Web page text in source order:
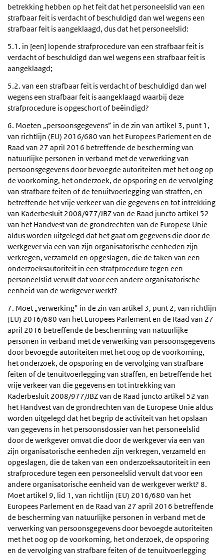
betrekking hebben op het feit dat het personeelslid van een
strafbaar feit is verdacht of beschuldigd dan wel wegens een
strafbaar feit is aangeklaagd, dus dat het personeelslid:
5.1. in [een] lopende strafprocedure van een strafbaar feit is
verdacht of beschuldigd dan wel wegens een strafbaar feit is
aangeklaagd;
5.2. van een strafbaar feit is verdacht of beschuldigd dan wel
wegens een strafbaar feit is aangeklaagd waarbij deze
strafprocedure is opgeschort of beëindigd?
6. Moeten „persoonsgegevens” in de zin van artikel 3, punt 1,
van richtlijn (EU) 2016/680 van het Europees Parlement en de
Raad van 27 april 2016 betreffende de bescherming van
natuurlijke personen in verband met de verwerking van
persoonsgegevens door bevoegde autoriteiten met het oog op
de voorkoming, het onderzoek, de opsporing en de vervolging
van strafbare feiten of de tenuitvoerlegging van straffen, en
betreffende het vrije verkeer van die gegevens en tot intrekking
van Kaderbesluit 2008/977/JBZ van de Raad juncto artikel 52
van het Handvest van de grondrechten van de Europese Unie
aldus worden uitgelegd dat het gaat om gegevens die door de
werkgever via een van zijn organisatorische eenheden zijn
verkregen, verzameld en opgeslagen, die de taken van een
onderzoeksautoriteit in een strafprocedure tegen een
personeelslid vervult dat voor een andere organisatorische
eenheid van de werkgever werkt?
7. Moet „verwerking” in de zin van artikel 3, punt 2, van richtlijn
(EU) 2016/680 van het Europees Parlement en de Raad van 27
april 2016 betreffende de bescherming van natuurlijke
personen in verband met de verwerking van persoonsgegevens
door bevoegde autoriteiten met het oog op de voorkoming,
het onderzoek, de opsporing en de vervolging van strafbare
feiten of de tenuitvoerlegging van straffen, en betreffende het
vrije verkeer van die gegevens en tot intrekking van
Kaderbesluit 2008/977/JBZ van de Raad juncto artikel 52 van
het Handvest van de grondrechten van de Europese Unie aldus
worden uitgelegd dat het begrip de activiteit van het opslaan
van gegevens in het persoonsdossier van het personeelslid
door de werkgever omvat die door de werkgever via een van
zijn organisatorische eenheden zijn verkregen, verzameld en
opgeslagen, die de taken van een onderzoeksautoriteit in een
strafprocedure tegen een personeelslid vervult dat voor een
andere organisatorische eenheid van de werkgever werkt? 8.
Moet artikel 9, lid 1, van richtlijn (EU) 2016/680 van het
Europees Parlement en de Raad van 27 april 2016 betreffende
de bescherming van natuurlijke personen in verband met de
verwerking van persoonsgegevens door bevoegde autoriteiten
met het oog op de voorkoming, het onderzoek, de opsporing
en de vervolging van strafbare feiten of de tenuitvoerlegging